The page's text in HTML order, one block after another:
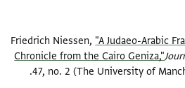
Friedrich Niessen,"A Judaeo-Arabic
Chronicle from the Cairo Geniza,"
47, no. 2 (The University of